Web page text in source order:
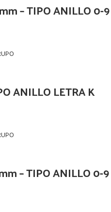
– TIPO ANILLO 0-9
ANILLO LETRA K
– TIPO ANILLO 0-9